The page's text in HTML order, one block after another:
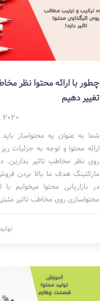
چطور با ارائه محتوا نظر
تغییر دهیم
2020
شما به عنوان یه محتواساز باید
ارائه محتوا و توجه به جزئیات
روی نظر مخاطب تاثیر بذارین.
مارکتینگ هدف ما بالا بردن
در بازاریابی محتوا میخوایم با
محتواسازی روی مخاطب تاثیر